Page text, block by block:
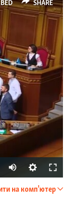
SHARE
на комп'ютер